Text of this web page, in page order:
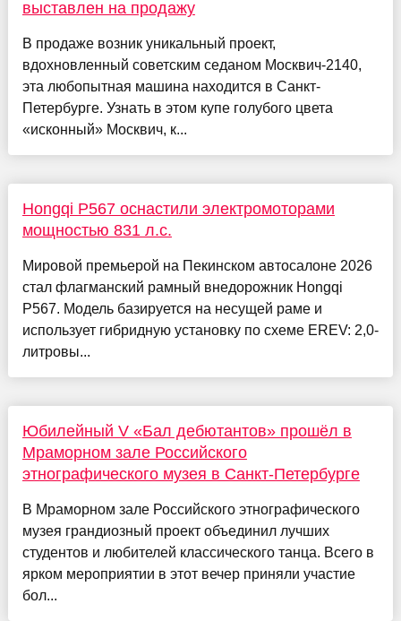
выставлен на продажу
В продаже возник уникальный проект,
вдохновленный советским седаном Москвич-2140,
эта любопытная машина находится в Санкт-
Петербурге. Узнать в этом купе голубого цвета
«исконный» Москвич, к...
Hongqi P567 оснастили электромоторами
мощностью 831 л.с.
Мировой премьерой на Пекинском автосалоне 2026
стал флагманский рамный внедорожник Hongqi
P567. Модель базируется на несущей раме и
использует гибридную установку по схеме EREV: 2,0-
литровы...
Юбилейный V «Бал дебютантов» прошёл в
Мраморном зале Российского
этнографического музея в Санкт-Петербурге
В Мраморном зале Российского этнографического
музея грандиозный проект объединил лучших
студентов и любителей классического танца. Всего в
ярком мероприятии в этот вечер приняли участие
бол...